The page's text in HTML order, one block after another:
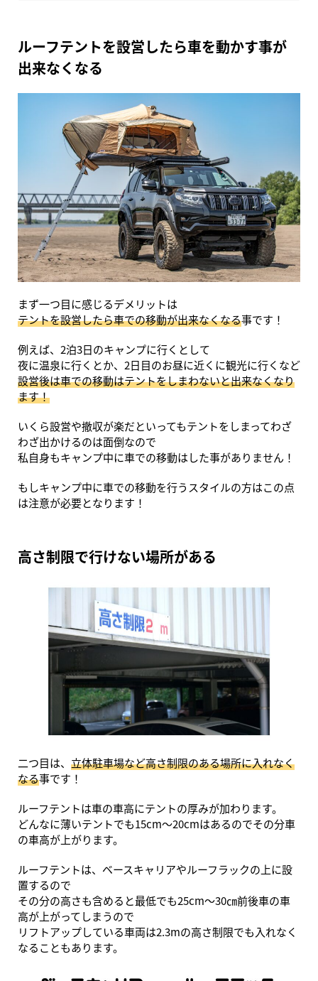
ルーフテントを設営したら車を動かす事が
出来なくなる
まず一つ目に感じるデメリットは
テントを設営したら車での移動が出来なくなる事です！
例えば、2泊3日のキャンプに行くとして
夜に温泉に行くとか、2日目のお昼に近くに観光に行くなど
設営後は車での移動はテントをしまわないと出来なくなり
ます！
いくら設営や撤収が楽だといってもテントをしまってわざ
わざ出かけるのは面倒なので
私自身もキャンプ中に車での移動はした事がありません！
もしキャンプ中に車での移動を行うスタイルの方はこの点
は注意が必要となります！
高さ制限で行けない場所がある
二つ目は、 立体駐車場など高さ制限のある場所に入れなく
なる事です！
ルーフテントは車の車高にテントの厚みが加わります。
どんなに薄いテントでも15cm～20cmはあるのでその分車
の車高が上がります。
ルーフテントは、ベースキャリアやルーフラックの上に設
置するので
その分の高さも含めると最低でも25cm～30㎝前後車の車
高が上がってしまうので
リフトアップしている車両は2.3mの高さ制限でも入れなく
なることもあります。